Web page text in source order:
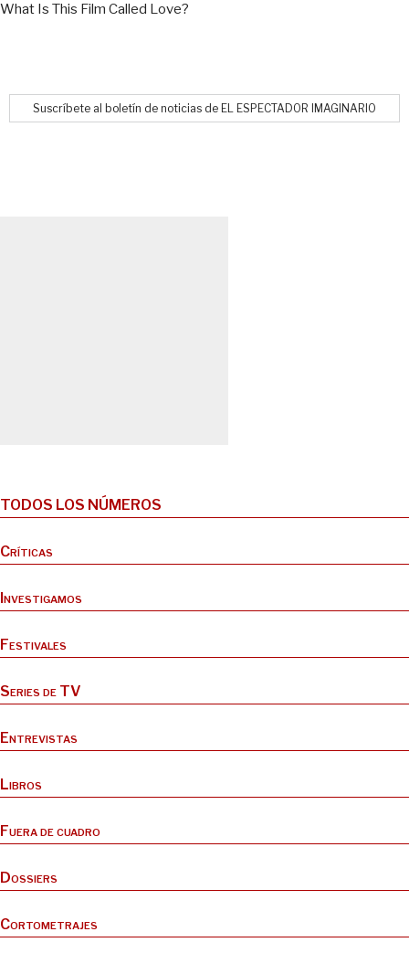
What Is This Film Called Love?
Suscríbete al boletín de noticias de EL ESPECTADOR IMAGINARIO
TODOS LOS NÚMEROS
Críticas
Investigamos
Festivales
Series de TV
Entrevistas
Libros
Fuera de cuadro
Dossiers
Cortometrajes